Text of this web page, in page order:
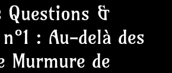
Questions &
: Au-delà des
Murmure de